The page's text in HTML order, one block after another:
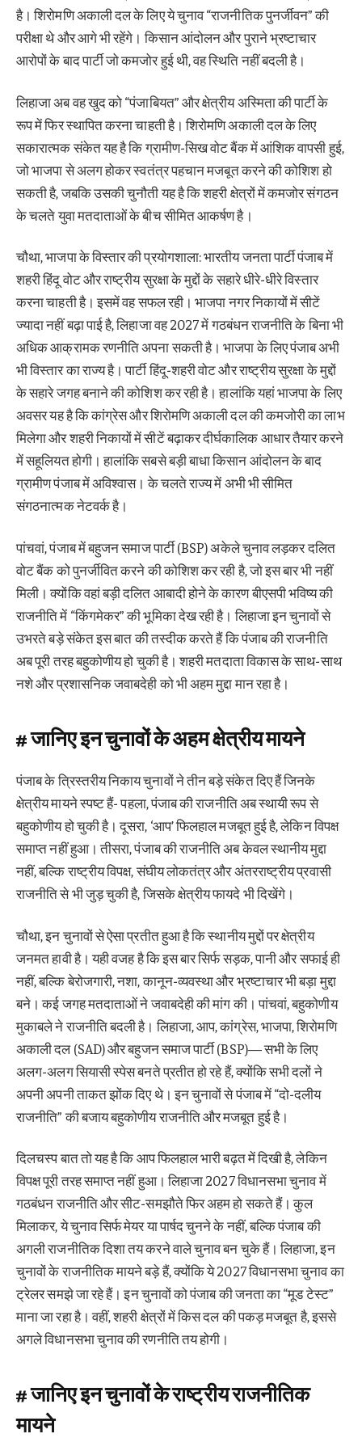
है। शिरोमणि अकाली दल के लिए ये चुनाव “राजनीतिक पुनर्जीवन” की
परीक्षा थे और आगे भी रहेंगे। किसान आंदोलन और पुराने भ्रष्टाचार
आरोपों के बाद पार्टी जो कमजोर हुई थी, वह स्थिति नहीं बदली है।
लिहाजा अब वह खुद को “पंजाबियत” और क्षेत्रीय अस्मिता की पार्टी के
रूप में फिर स्थापित करना चाहती है। शिरोमणि अकाली दल के लिए
सकारात्मक संकेत यह है कि ग्रामीण-सिख वोट बैंक में आंशिक वापसी हुई,
जो भाजपा से अलग होकर स्वतंत्र पहचान मजबूत करने की कोशिश हो
सकती है, जबकि उसकी चुनौती यह है कि शहरी क्षेत्रों में कमजोर संगठन
के चलते युवा मतदाताओं के बीच सीमित आकर्षण है।
चौथा, भाजपा के विस्तार की प्रयोगशाला: भारतीय जनता पार्टी पंजाब में
शहरी हिंदू वोट और राष्ट्रीय सुरक्षा के मुद्दों के सहारे धीरे-धीरे विस्तार
करना चाहती है। इसमें वह सफल रही। भाजपा नगर निकायों में सीटें
ज्यादा नहीं बढ़ा पाई है, लिहाजा वह 2027 में गठबंधन राजनीति के बिना भी
अधिक आक्रामक रणनीति अपना सकती है। भाजपा के लिए पंजाब अभी
भी विस्तार का राज्य है। पार्टी हिंदू-शहरी वोट और राष्ट्रीय सुरक्षा के मुद्दों
के सहारे जगह बनाने की कोशिश कर रही है। हालांकि यहां भाजपा के लिए
अवसर यह है कि कांग्रेस और शिरोमणि अकाली दल की कमजोरी का लाभ
मिलेगा और शहरी निकायों में सीटें बढ़ाकर दीर्घकालिक आधार तैयार करने
में सहूलियत होगी। हालांकि सबसे बड़ी बाधा किसान आंदोलन के बाद
ग्रामीण पंजाब में अविश्वास। के चलते राज्य में अभी भी सीमित
संगठनात्मक नेटवर्क है।
पांचवां, पंजाब में बहुजन समाज पार्टी (BSP) अकेले चुनाव लड़कर दलित
वोट बैंक को पुनर्जीवित करने की कोशिश कर रही है, जो इस बार भी नहीं
मिली। क्योंकि वहां बड़ी दलित आबादी होने के कारण बीएसपी भविष्य की
राजनीति में “किंगमेकर” की भूमिका देख रही है। लिहाजा इन चुनावों से
उभरते बड़े संकेत इस बात की तस्दीक करते हैं कि पंजाब की राजनीति
अब पूरी तरह बहुकोणीय हो चुकी है। शहरी मतदाता विकास के साथ-साथ
नशे और प्रशासनिक जवाबदेही को भी अहम मुद्दा मान रहा है।
# जानिए इन चुनावों के अहम क्षेत्रीय मायने
पंजाब के त्रिस्तरीय निकाय चुनावों ने तीन बड़े संकेत दिए हैं जिनके
क्षेत्रीय मायने स्पष्ट हैं- पहला, पंजाब की राजनीति अब स्थायी रूप से
बहुकोणीय हो चुकी है। दूसरा, ‘आप’ फिलहाल मजबूत हुई है, लेकिन विपक्ष
समाप्त नहीं हुआ। तीसरा, पंजाब की राजनीति अब केवल स्थानीय मुद्दा
नहीं, बल्कि राष्ट्रीय विपक्ष, संघीय लोकतंत्र और अंतरराष्ट्रीय प्रवासी
राजनीति से भी जुड़ चुकी है, जिसके क्षेत्रीय फायदे भी दिखेंगे।
चौथा, इन चुनावों से ऐसा प्रतीत हुआ है कि स्थानीय मुद्दों पर क्षेत्रीय
जनमत हावी है। यही वजह है कि इस बार सिर्फ सड़क, पानी और सफाई ही
नहीं, बल्कि बेरोजगारी, नशा, कानून-व्यवस्था और भ्रष्टाचार भी बड़ा मुद्दा
बने। कई जगह मतदाताओं ने जवाबदेही की मांग की। पांचवां, बहुकोणीय
मुकाबले ने राजनीति बदली है। लिहाजा, आप, कांग्रेस, भाजपा, शिरोमणि
अकाली दल (SAD) और बहुजन समाज पार्टी (BSP)— सभी के लिए
अलग-अलग सियासी स्पेस बनते प्रतीत हो रहे हैं, क्योंकि सभी दलों ने
अपनी अपनी ताकत झोंक दिए थे। इन चुनावों से पंजाब में “दो-दलीय
राजनीति” की बजाय बहुकोणीय राजनीति और मजबूत हुई है।
दिलचस्प बात तो यह है कि आप फिलहाल भारी बढ़त में दिखी है, लेकिन
विपक्ष पूरी तरह समाप्त नहीं हुआ। लिहाजा 2027 विधानसभा चुनाव में
गठबंधन राजनीति और सीट-समझौते फिर अहम हो सकते हैं। कुल
मिलाकर, ये चुनाव सिर्फ मेयर या पार्षद चुनने के नहीं, बल्कि पंजाब की
अगली राजनीतिक दिशा तय करने वाले चुनाव बन चुके हैं। लिहाजा, इन
चुनावों के राजनीतिक मायने बड़े हैं, क्योंकि ये 2027 विधानसभा चुनाव का
ट्रेलर समझे जा रहे हैं। इन चुनावों को पंजाब की जनता का “मूड टेस्ट”
माना जा रहा है। वहीं, शहरी क्षेत्रों में किस दल की पकड़ मजबूत है, इससे
अगले विधानसभा चुनाव की रणनीति तय होगी।
# जानिए इन चुनावों के राष्ट्रीय राजनीतिक
मायने